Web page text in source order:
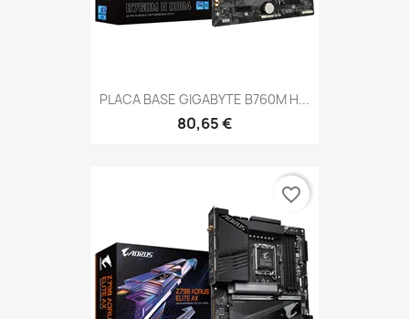
PLACA BASE GIGABYTE B760M H...
80,65 €
favorite_border